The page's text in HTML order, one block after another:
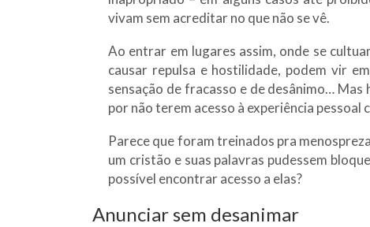
vivam sem acreditar no que não se vê.
Ao entrar em lugares assim, onde se
causar repulsa e hostilidade, podem vir
sensação de fracasso e de desânimo… Mas
por não terem acesso à experiência pessoal
Parece que foram treinados pra
um cristão e suas palavras pudessem
possível encontrar acesso a elas?
Anunciar sem desanimar